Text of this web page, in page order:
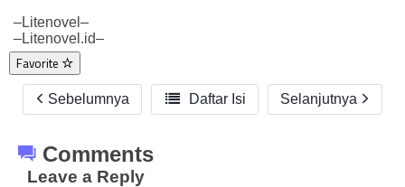
–Litenovel–
–Litenovel.id–
Favorite
Sebelumnya  Daftar Isi Selanjutnya
Comments
Leave a Reply